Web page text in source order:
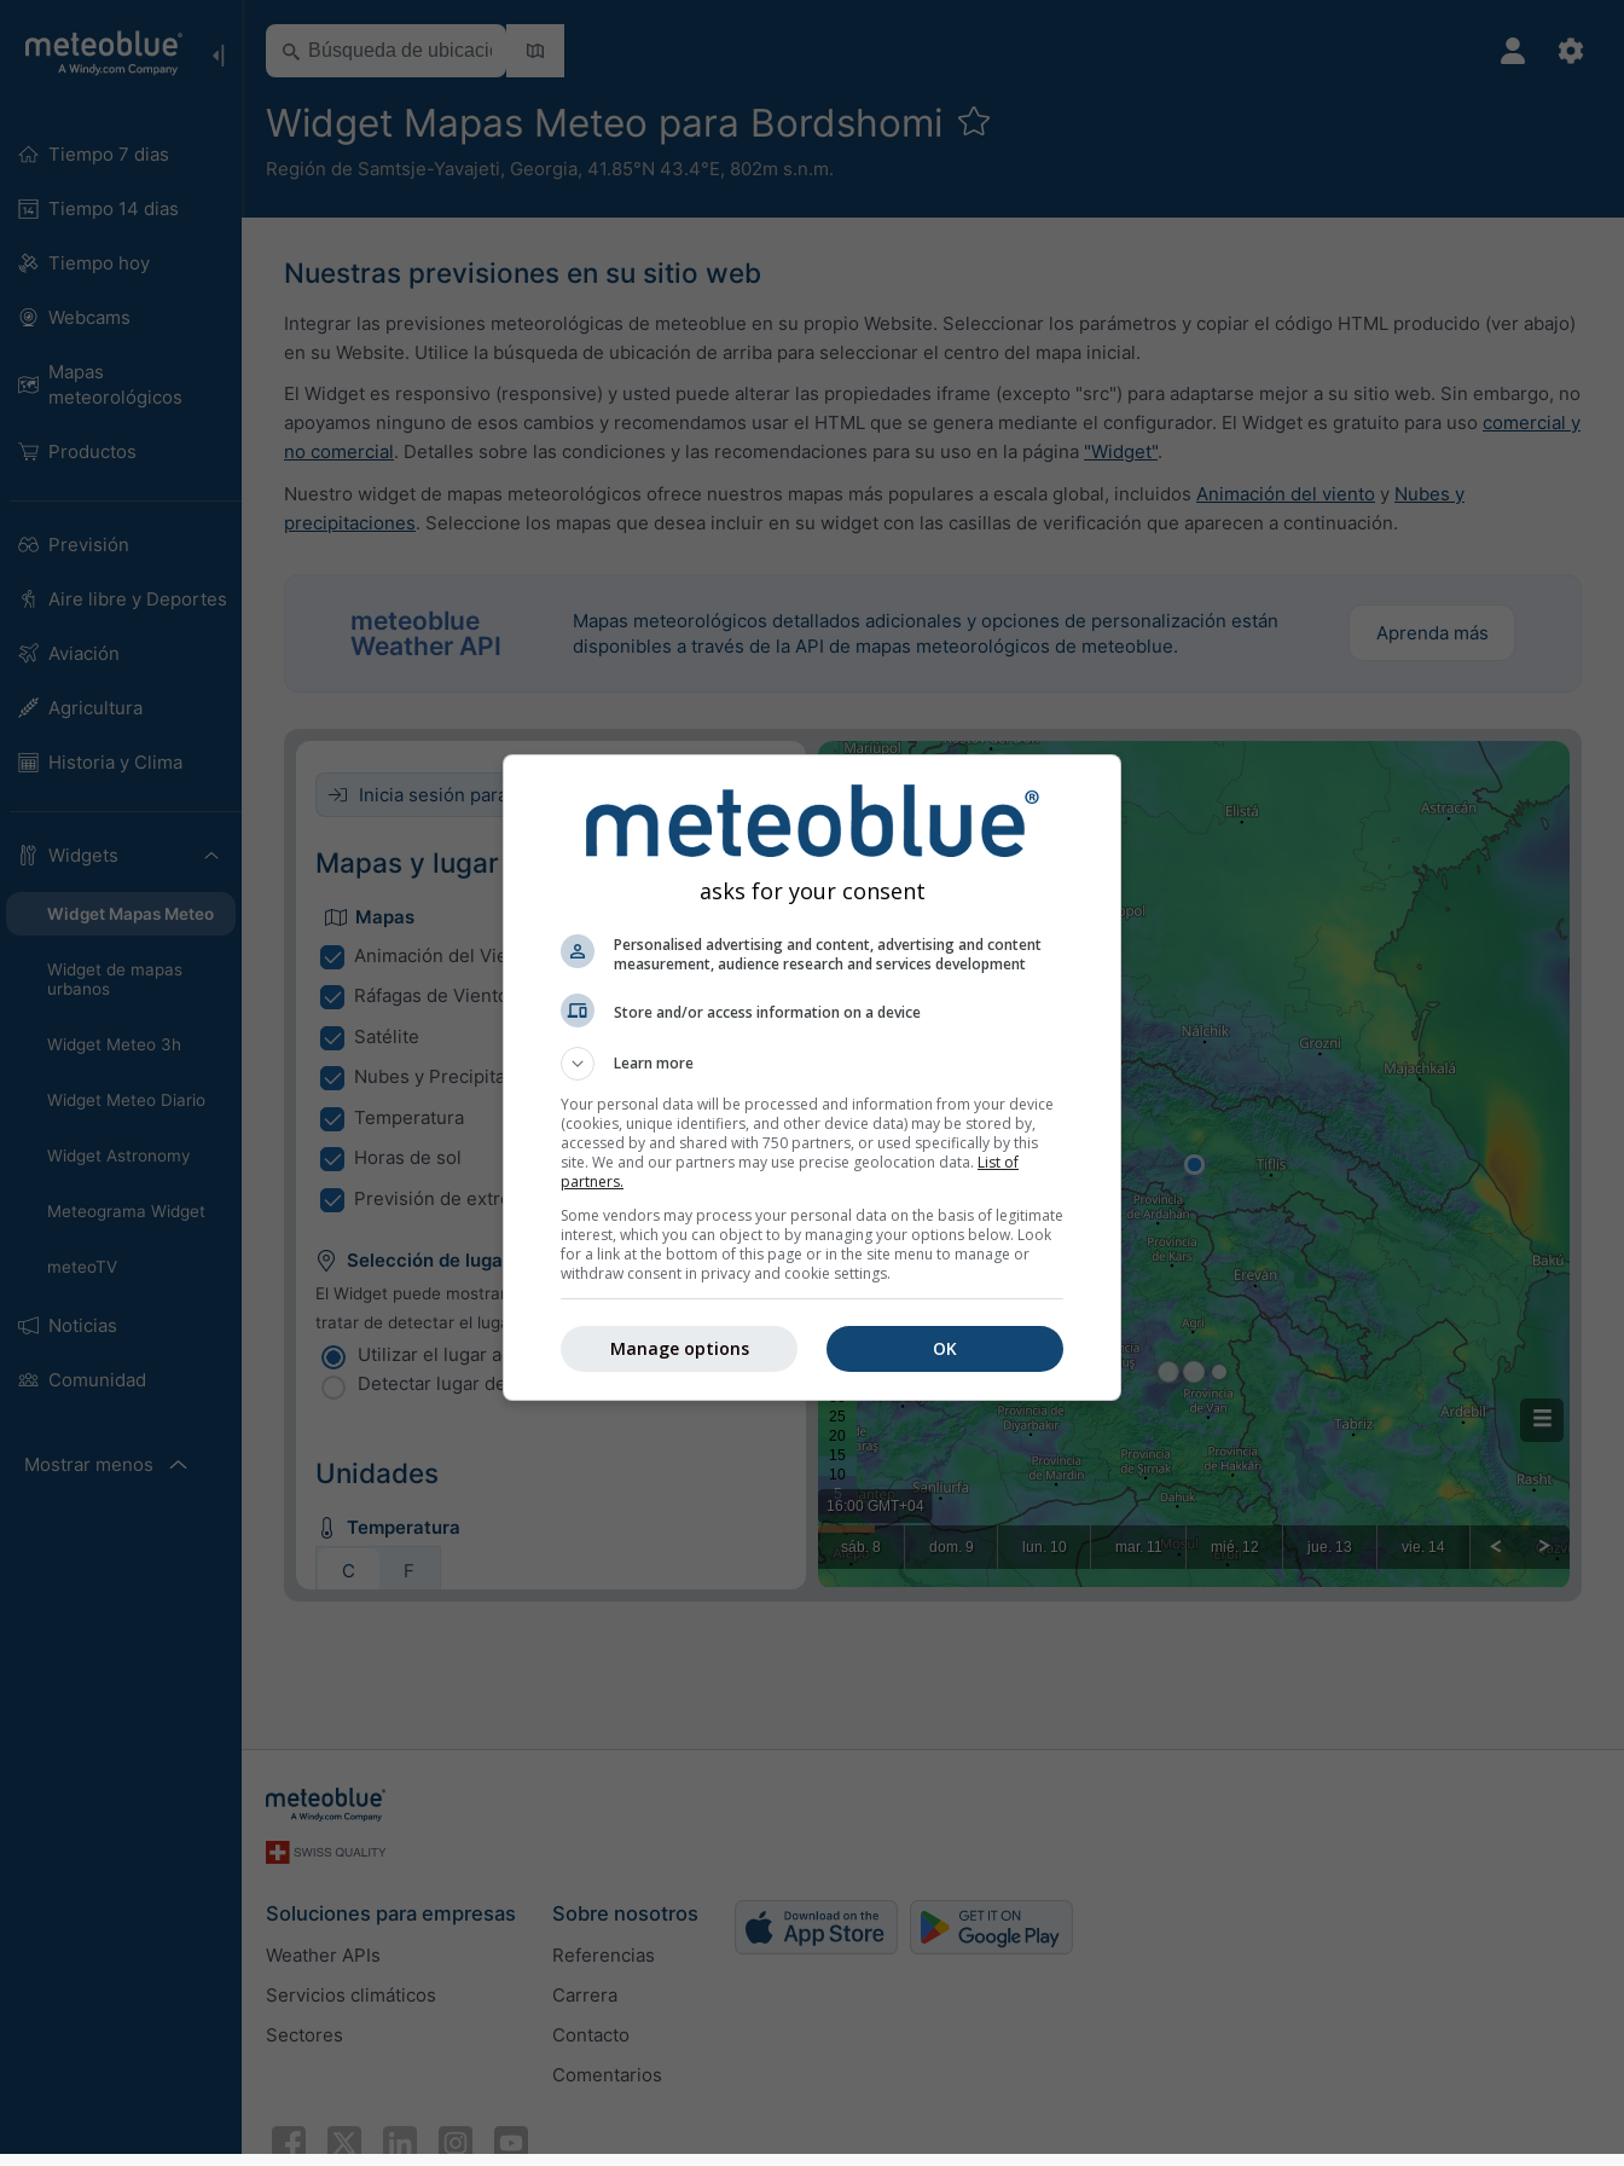
Tiempo 7 dias
Tiempo 14 dias
Tiempo hoy
Webcams
Mapas
meteorológicos
Productos
Previsión
Aire libre y Deportes
Aviación
Agricultura
Historia y Clima
Widgets
Widget Mapas Meteo
Widget de mapas
urbanos
Widget Meteo 3h
Widget Meteo Diario
Widget Astronomy
Meteograma Widget
meteoTV
Noticias
Comunidad
Mostrar menos
Widget Mapas Meteo para Bordshomi
Región de Samtsje-Yavajeti, Georgia, 41.85°N 43.4°E, 802m s.n.m.
Nuestras previsiones en su sitio web
Integrar las previsiones meteorológicas de meteoblue en su propio Website. Seleccionar los parámetros y copiar el código HTML producido (ver abajo)
en su Website. Utilice la búsqueda de ubicación de arriba para seleccionar el centro del mapa inicial.
El Widget es responsivo (responsive) y usted puede alterar las propiedades iframe (excepto "src") para adaptarse mejor a su sitio web. Sin embargo, no
apoyamos ninguno de esos cambios y recomendamos usar el HTML que se genera mediante el configurador. El Widget es gratuito para uso comercial y
no comercial. Detalles sobre las condiciones y las recomendaciones para su uso en la página "Widget".
Nuestro widget de mapas meteorológicos ofrece nuestros mapas más populares a escala global, incluidos Animación del viento y Nubes y
precipitaciones. Seleccione los mapas que desea incluir en su widget con las casillas de verificación que aparecen a continuación.
meteoblue
Weather API
Mapas meteorológicos detallados adicionales y opciones de personalización están
disponibles a través de la API de mapas meteorológicos de meteoblue.
Aprenda más
Inicia sesión para incrustar este widget.
Mapas y lugar
Mapas
Animación del Viento
Ráfagas de Viento
Satélite
Nubes y Precipitación
Temperatura
Horas de sol
Previsión de extremos
Selección de lugar
El Widget puede mostrar el tiempo en un lugar predefinido o
tratar de detectar el lugar de todos los visitantes en su sitio.
Utilizar el lugar actual
Detectar lugar del usuario
Unidades
Temperatura
C
F
Ajustar el ancho automáticamente
Altura del widget (px)
Soluciones para empresas
Weather APIs
Servicios climáticos
Sectores
Sobre nosotros
Referencias
Carrera
Contacto
Comentarios
asks for your consent
Personalised advertising and content, advertising and content
measurement, audience research and services development
Store and/or access information on a device
Learn more
Your personal data will be processed and information from your device
(cookies, unique identifiers, and other device data) may be stored by,
accessed by and shared with 750 partners, or used specifically by this
site. We and our partners may use precise geolocation data. List of
partners.
Some vendors may process your personal data on the basis of legitimate
interest, which you can object to by managing your options below. Look
for a link at the bottom of this page or in the site menu to manage or
withdraw consent in privacy and cookie settings.
OK
Manage options